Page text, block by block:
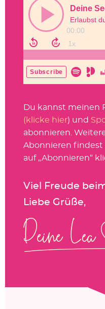
Du kannst meinen
(klicke hier) und
abonnieren.
Abonnieren findest
auf „Abonnieren“
Viel Freude
Liebe Grüße,